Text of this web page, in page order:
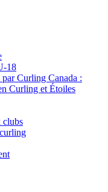
18
par Curling Canada :
Curling et Étoiles
clubs